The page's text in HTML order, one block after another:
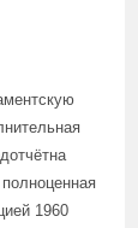
1960